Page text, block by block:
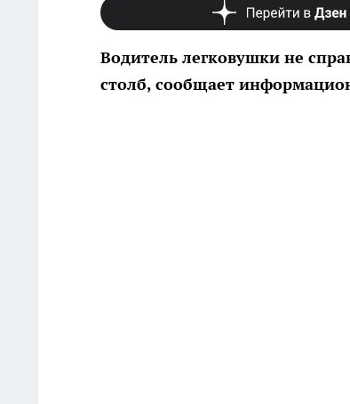
Водитель легковушки не
столб, сообщает